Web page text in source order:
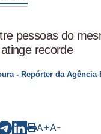
pessoas do
recorde
- Repórter da Agência
A+A-